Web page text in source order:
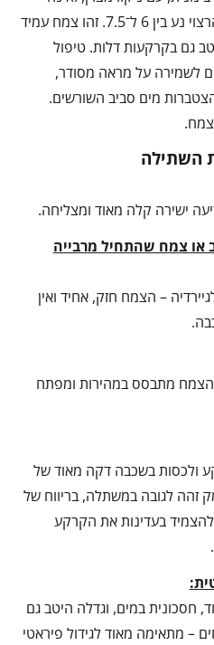
זקוקה לקרקע עשירה. ה־pH הרצוי נע בין 6 ל־7.5. זהו צמח עמיד
גם בקרקעות דלות. טיפול
לשמירה על מראה מסודר,
מים סביב השורשים.
השתילה
ישירה קלה מאוד ומצליחה.
או צמח שהתחיל מרבייה
– הצמח חזק, אחיד ואין
הצמח מתבסס במהירות ומפתח
ולכסות בשכבה דקה מאוד של
זהה לגובה במשתלה, בריווח של
להצמיד בעדינות את הקרקע
חסכונית במים, וגדלה היטב גם
– מתאימה מאוד לגידול פיראטי